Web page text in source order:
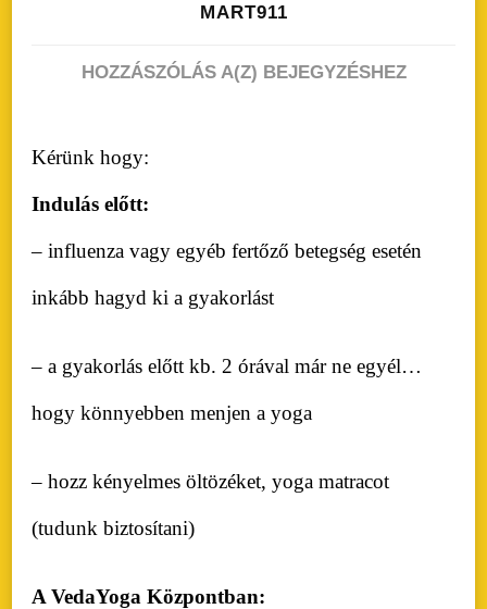
MART911
HOZZÁSZÓLÁS A(Z) VEDAYOGA
BEJEGYZÉSHEZ
Kérünk hogy:
Indulás előtt:
– influenza vagy egyéb fertőző betegség esetén
inkább hagyd ki a gyakorlást
– a gyakorlás előtt kb. 2 órával már ne egyél…
hogy könnyebben menjen a yoga
– hozz kényelmes öltözéket, yoga matracot
(tudunk biztosítani)
A VedaYoga Központban: